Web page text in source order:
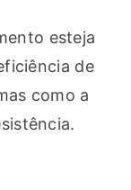
esteja
de
como a